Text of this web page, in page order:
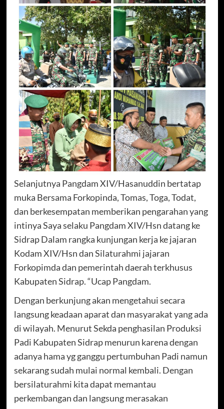
Selanjutnya Pangdam XIV/Hasanuddin bertatap
muka Bersama Forkopinda, Tomas, Toga, Todat,
dan berkesempatan memberikan pengarahan yang
intinya Saya selaku Pangdam XIV/Hsn datang ke
Sidrap Dalam rangka kunjungan kerja ke jajaran
Kodam XIV/Hsn dan Silaturahmi jajaran
Forkopimda dan pemerintah daerah terkhusus
Kabupaten Sidrap. “Ucap Pangdam.
Dengan berkunjung akan mengetahui secara
langsung keadaan aparat dan masyarakat yang ada
di wilayah. Menurut Sekda penghasilan Produksi
Padi Kabupaten Sidrap menurun karena dengan
adanya hama yg ganggu pertumbuhan Padi namun
sekarang sudah mulai normal kembali. Dengan
bersilaturahmi kita dapat memantau
perkembangan dan langsung merasakan